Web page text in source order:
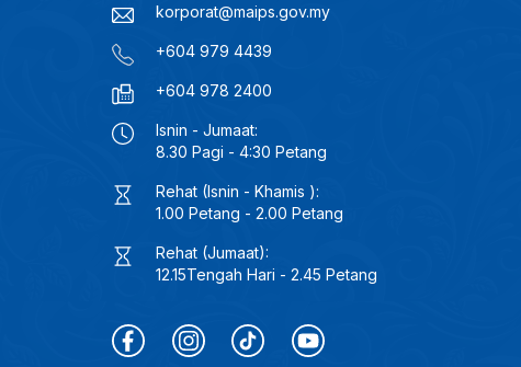
korporat@maips.gov.my
+604 979 4439
+604 978 2400
Isnin - Jumaat:
8.30 Pagi - 4:30 Petang
Rehat (Isnin - Khamis ):
1.00 Petang - 2.00 Petang
Rehat (Jumaat):
12.15Tengah Hari - 2.45 Petang